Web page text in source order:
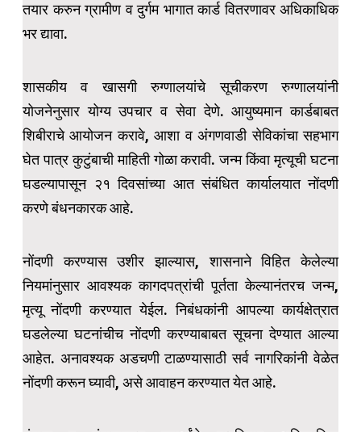
तयार करुन ग्रामीण व दुर्गम भागात कार्ड वितरणावर अधिकाधिक
भर द्यावा.
शासकीय व खासगी रुग्णालयांचे सूचीकरण रुग्णालयांनी
योजनेनुसार योग्य उपचार व सेवा देणे. आयुष्यमान कार्डबाबत
शिबीराचे आयोजन करावे, आशा व अंगणवाडी सेविकांचा सहभाग
घेत पात्र कुटुंबाची माहिती गोळा करावी. जन्म किंवा मृत्यूची घटना
घडल्यापासून २१ दिवसांच्या आत संबंधित कार्यालयात नोंदणी
करणे बंधनकारक आहे.
नोंदणी करण्यास उशीर झाल्यास, शासनाने विहित केलेल्या
नियमांनुसार आवश्यक कागदपत्रांची पूर्तता केल्यानंतरच जन्म,
मृत्यू नोंदणी करण्यात येईल. निबंधकांनी आपल्या कार्यक्षेत्रात
घडलेल्या घटनांचीच नोंदणी करण्याबाबत सूचना देण्यात आल्या
आहेत. अनावश्यक अडचणी टाळण्यासाठी सर्व नागरिकांनी वेळेत
नोंदणी करून घ्यावी, असे आवाहन करण्यात येत आहे.